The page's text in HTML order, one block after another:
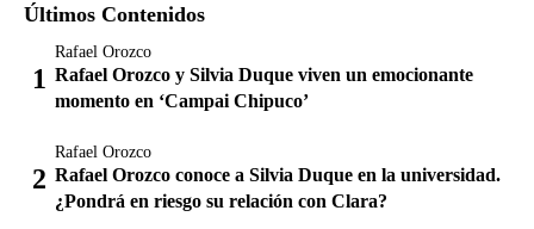
Últimos Contenidos
Rafael Orozco
Rafael Orozco y Silvia Duque viven un emocionante
momento en ‘Campai Chipuco’
Rafael Orozco
Rafael Orozco conoce a Silvia Duque en la universidad.
¿Pondrá en riesgo su relación con Clara?